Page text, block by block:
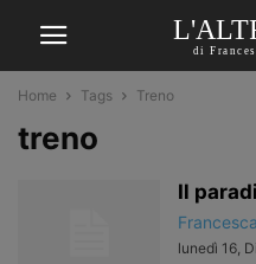
di
Home Tags Treno
treno
Il
lunedì 16,